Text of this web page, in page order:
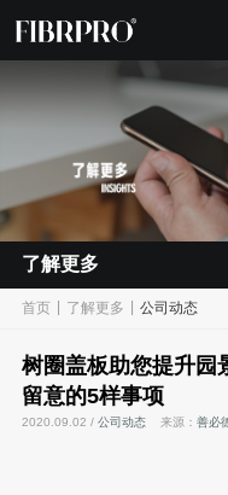
了解更多
首页 了解更多 公司动态
树圈盖板助您提升园
留意的5样事项
2020.09.02 / 公司动态 来源： 善必